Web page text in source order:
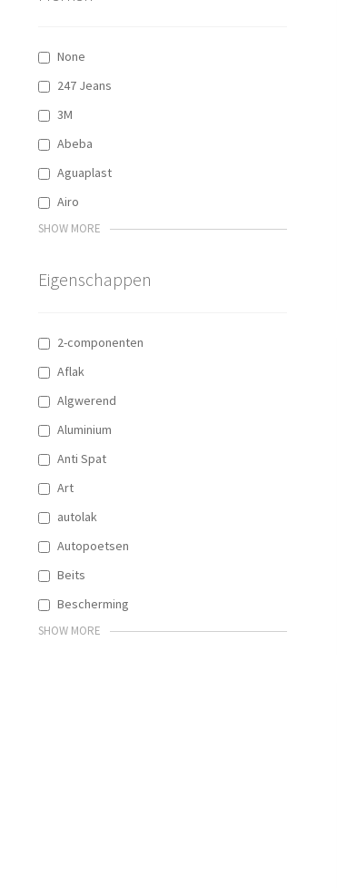
None
247 Jeans
3M
Abeba
Aguaplast
Airo
SHOW MORE
Eigenschappen
2-componenten
Aflak
Algwerend
Aluminium
Anti Spat
Art
autolak
Autopoetsen
Beits
Bescherming
SHOW MORE